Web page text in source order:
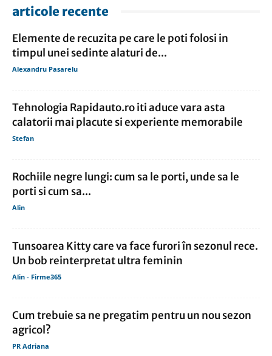
articole recente
Elemente de recuzita pe care le poti folosi in
timpul unei sedinte alaturi de...
Alexandru Pasarelu
Tehnologia Rapidauto.ro iti aduce vara asta
calatorii mai placute si experiente memorabile
Stefan
Rochiile negre lungi: cum sa le porti, unde sa le
porti si cum sa...
Alin
Tunsoarea Kitty care va face furori în sezonul rece.
Un bob reinterpretat ultra feminin
Alin - Firme365
Cum trebuie sa ne pregatim pentru un nou sezon
agricol?
PR Adriana